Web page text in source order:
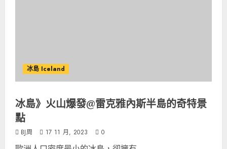
冰島 Iceland
冰島》火山爆發@雷克雅內斯半島的奇特景
點
BJ周 17 11 月, 2023 0